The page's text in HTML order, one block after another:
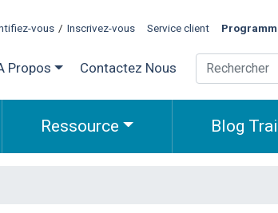
vous / Inscrivez-vous Service client
Propos Contactez Nous
Ressource Blog